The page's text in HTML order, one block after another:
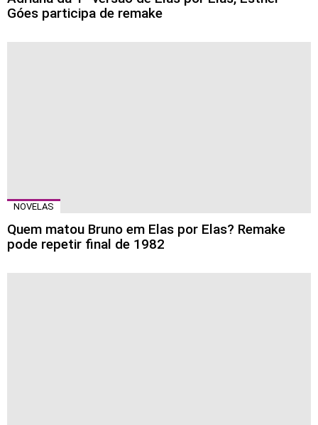
Góes participa de remake
NOVELAS
Quem matou Bruno em Elas por Elas? Remake
pode repetir final de 1982